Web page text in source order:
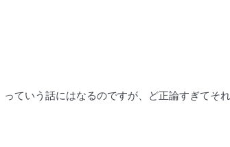
っていう話にはなるのですが、ど正論すぎてそ